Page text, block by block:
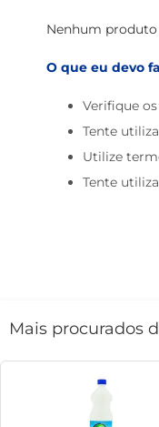
Nenhum
O que eu devo
Verifique
Tente
Utilize
Tente
Mais procurados
feijão
macarrão